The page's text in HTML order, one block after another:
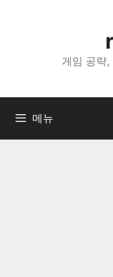
너
게임 공략,
메뉴